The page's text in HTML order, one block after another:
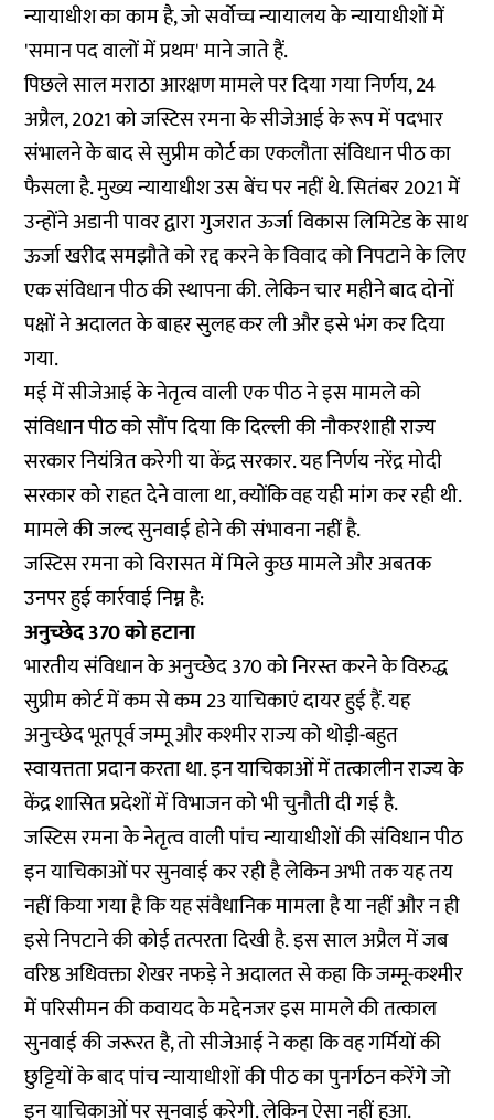
न्यायाधीश का काम है, जो सर्वोच्च न्यायालय के न्यायाधीशों में
'समान पद वालों में प्रथम' माने जाते हैं.
पिछले सालमराठा आरक्षणमामले पर दिया गया निर्णय, 24
अप्रैल, 2021 को जस्टिस रमना के सीजेआई के रूप में पदभार
संभालने के बाद से सुप्रीम कोर्ट का एकलौता संविधान पीठ का
फैसला है. मुख्य न्यायाधीश उस बेंच पर नहीं थे. सितंबर 2021 में
उन्होंने अडानी पावर द्वारा गुजरात ऊर्जा विकास लिमिटेड के साथ
ऊर्जा खरीद समझौते को रद्द करने के विवाद को निपटाने के लिए
एक संविधान पीठ की स्थापना की. लेकिन चार महीने बाददोनों
पक्षोंने अदालत के बाहर सुलह कर ली और इसे भंग कर दिया
गया.
मई में सीजेआई के नेतृत्व वाली एक पीठ ने इस मामले को
संविधान पीठ को सौंप दिया कि दिल्ली की नौकरशाही राज्य
सरकार नियंत्रित करेगी या केंद्र सरकार. यह निर्णय नरेंद्र मोदी
सरकार को राहत देने वाला था, क्योंकि वह यही मांग कर रही थी.
मामले की जल्द सुनवाई होने की संभावना नहीं है.
जस्टिस रमना को विरासत में मिले कुछ मामले और अबतक
उनपर हुई कार्रवाई निम्न है:
अनुच्छेद 370 को हटाना
भारतीय संविधान के अनुच्छेद 370 को निरस्त करने के विरुद्ध
सुप्रीम कोर्ट में कम से कम 23 याचिकाएं दायर हुई हैं. यह
अनुच्छेद भूतपूर्व जम्मू और कश्मीर राज्य को थोड़ी-बहुत
स्वायत्तता प्रदान करता था. इन याचिकाओं में तत्कालीन राज्य के
केंद्र शासित प्रदेशों में विभाजन को भी चुनौती दी गई है.
जस्टिस रमना के नेतृत्व वाली पांच न्यायाधीशों की संविधान पीठ
इन याचिकाओं पर सुनवाई कर रही है लेकिन अभी तक यह तय
नहीं किया गया है कि यह संवैधानिक मामला है या नहीं और न ही
इसे निपटाने की कोई तत्परता दिखी है.इस साल अप्रैल में जब
वरिष्ठ अधिवक्ता शेखर नफड़े ने अदालत से कहा कि जम्मू-कश्मीर
में परिसीमन की कवायद के मद्देनजर इस मामले की तत्काल
सुनवाई की जरूरत है, तो सीजेआई ने कहा कि वह गर्मियों की
छुट्टियों के बाद पांच न्यायाधीशों की पीठ का पुनर्गठन करेंगे जो
इन याचिकाओं पर सुनवाई करेगी. लेकिन ऐसा नहीं हुआ.